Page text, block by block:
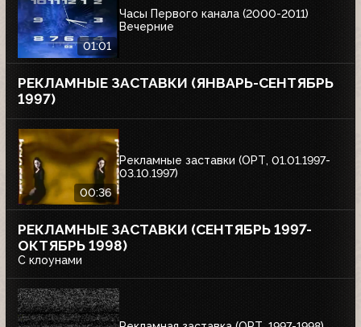
01:01
Часы Первого канала (2000-2011)
Вечерние
РЕКЛАМНЫЕ ЗАСТАВКИ (ЯНВАРЬ-СЕНТЯБРЬ
1997)
00:36
Рекламные заставки (ОРТ, 01.01.1997-
03.10.1997)
РЕКЛАМНЫЕ ЗАСТАВКИ (СЕНТЯБРЬ 1997-
ОКТЯБРЬ 1998)
С клоунами